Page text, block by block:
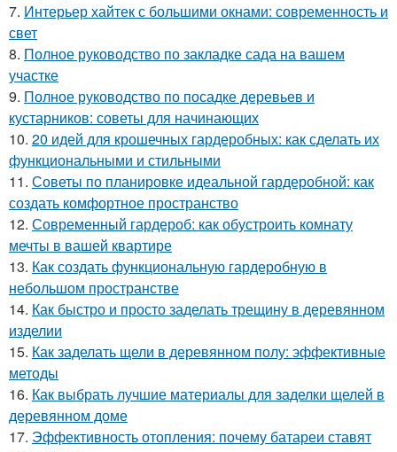
7. Интерьер хайтек с большими окнами: современность и
свет
8. Полное руководство по закладке сада на вашем
участке
9. Полное руководство по посадке деревьев и
кустарников: советы для начинающих
10. 20 идей для крошечных гардеробных: как сделать их
функциональными и стильными
11. Советы по планировке идеальной гардеробной: как
создать комфортное пространство
12. Современный гардероб: как обустроить комнату
мечты в вашей квартире
13. Как создать функциональную гардеробную в
небольшом пространстве
14. Как быстро и просто заделать трещину в деревянном
изделии
15. Как заделать щели в деревянном полу: эффективные
методы
16. Как выбрать лучшие материалы для заделки щелей в
деревянном доме
17. Эффективность отопления: почему батареи ставят